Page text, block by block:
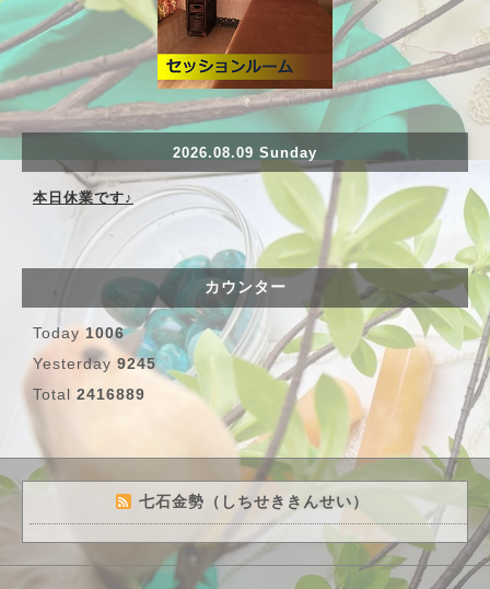
2026.08.09 Sunday
本日休業です♪
カウンター
Today 1006
Yesterday 9245
Total 2416889
七石金勢（しちせききんせい）